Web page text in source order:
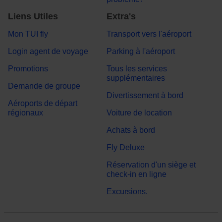
Liens Utiles
Mon TUI fly
Login agent de voyage
Promotions
Demande de groupe
Aéroports de départ
régionaux
Extra's
Transport vers l'aéroport
Parking à l'aéroport
Tous les services
supplémentaires
Divertissement à bord
Voiture de location
Achats à bord
Fly Deluxe
Réservation d'un siège et
check-in en ligne
Excursions.